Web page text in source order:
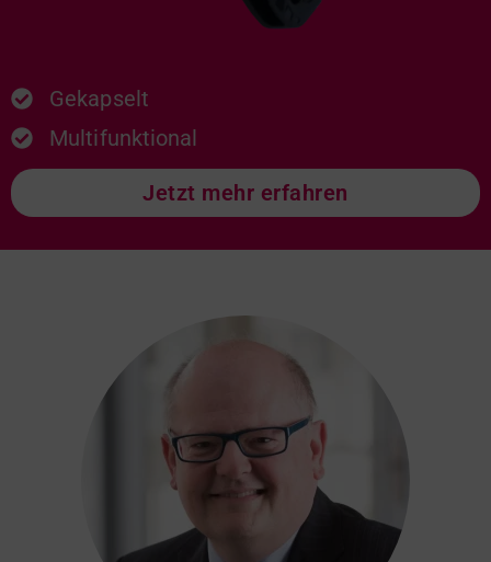
Gekapselt
Multifunktional
Jetzt mehr erfahren